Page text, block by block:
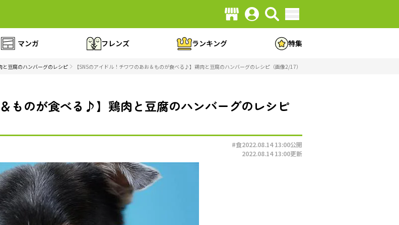
マンガ フレンズ ランキング 特集
と豆腐のハンバーグのレシピ 【SNSのアイドル！チワワのあお＆ものが食べる♪】鶏肉と豆腐のハンバーグのレシピ（画像2/17）
ものが食べる♪】鶏肉と豆腐のハンバーグのレシピ
#食2022.08.14 13:00公開
2022.08.14 13:00更新